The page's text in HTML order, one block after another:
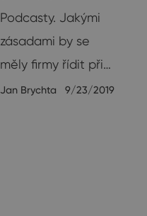
Podcasty. Jakými
zásadami by se
měly firmy řídit při…
Jan Brychta 9/23/2019